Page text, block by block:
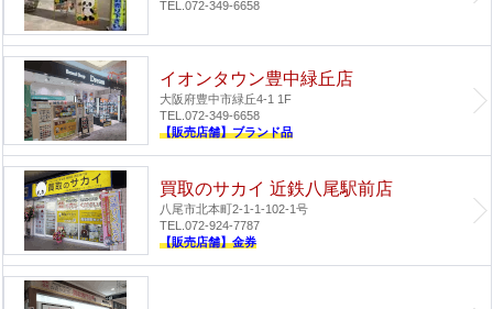
TEL.072-349-6658
イオンタウン豊中緑丘店
大阪府豊中市緑丘4-1 1F
TEL.072-349-6658
【販売店舗】ブランド品
買取のサカイ 近鉄八尾駅前店
八尾市北本町2-1-1-102-1号
TEL.072-924-7787
【販売店舗】金券